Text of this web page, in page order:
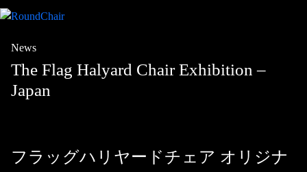
News
The Flag Halyard Chair Exhibition –
Japan
フラッグハリヤードチェア オリジナ